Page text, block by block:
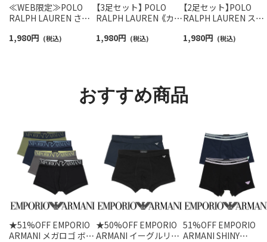
≪WEB限定≫POLO
RALPH LAUREN さら
スニーカー丈ソックス
1,980円 (税込)
【3足セット】 POLO
RALPH LAUREN 《カラ
ンポイントソックス シ
1,980円 (税込)
【2足セット】POLO
RALPH LAUREN スタ
ロベア オーガニック
1,980円 (税込)
おすすめ商品
★51%OFF EMPORIO
ARMANI メガロゴ ボク
★50%OFF EMPORIO
ARMANI イーグルリブ
51%OFF EMPORIO
ARMANI SHINY